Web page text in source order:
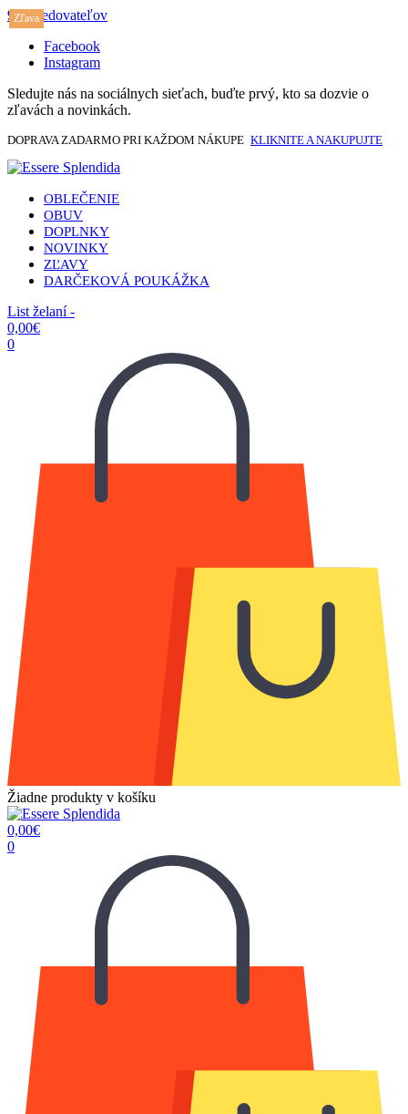
917 sledovateľov
Facebook
Instagram
Sledujte nás na sociálnych sieťach, buďte prvý, kto sa dozvie o
zľavách a novinkách.
DOPRAVA ZADARMO PRI KAŽDOM NÁKUPE KLIKNITE A NAKUPUJTE
OBLEČENIE
OBUV
DOPLNKY
NOVINKY
ZĽAVY
DARČEKOVÁ POUKÁŽKA
List želaní -
0,00€
0
Žiadne produkty v košíku
0,00€
0
Zľava